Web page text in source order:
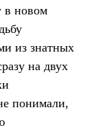
в новом
из знатных
на двух
понимали,